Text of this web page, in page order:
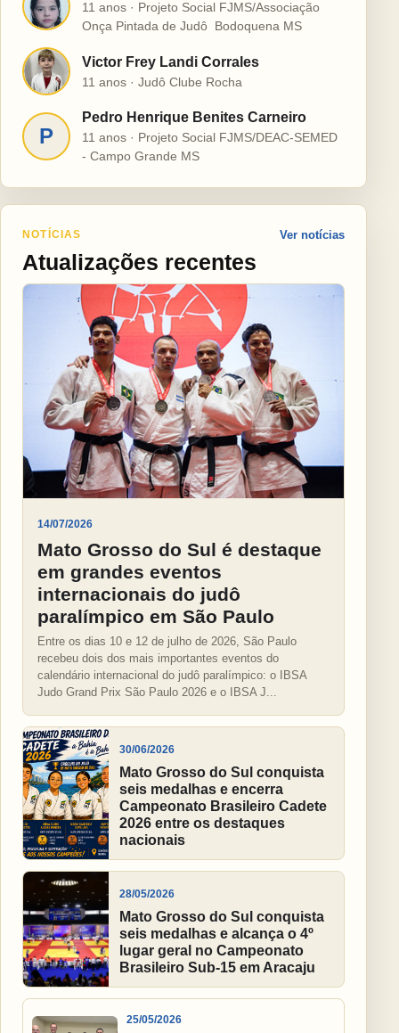
H
11 anos · Projeto Social FJMS/Associação
Onça Pintada de Judô  Bodoquena MS
V Victor Frey Landi Corrales
11 anos · Judô Clube Rocha
P
Pedro Henrique Benites Carneiro
11 anos · Projeto Social FJMS/DEAC-SEMED
- Campo Grande MS
NOTÍCIAS
Atualizações recentes
Ver notícias
14/07/2026
Mato Grosso do Sul é destaque
em grandes eventos
internacionais do judô
paralímpico em São Paulo
Entre os dias 10 e 12 de julho de 2026, São Paulo
recebeu dois dos mais importantes eventos do
calendário internacional do judô paralímpico: o IBSA
Judo Grand Prix São Paulo 2026 e o IBSA J...
30/06/2026
Mato Grosso do Sul conquista
seis medalhas e encerra
Campeonato Brasileiro Cadete
2026 entre os destaques
nacionais
28/05/2026
Mato Grosso do Sul conquista
seis medalhas e alcança o 4º
lugar geral no Campeonato
Brasileiro Sub-15 em Aracaju
25/05/2026